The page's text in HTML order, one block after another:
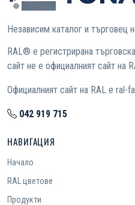
Независим каталог и търговец
RAL® е регистрирана
сайт не е официалният сайт на
Официалният сайт на RAL е ral-
042 919 715
НАВИГАЦИЯ
Начало
RAL цветове
Продукти